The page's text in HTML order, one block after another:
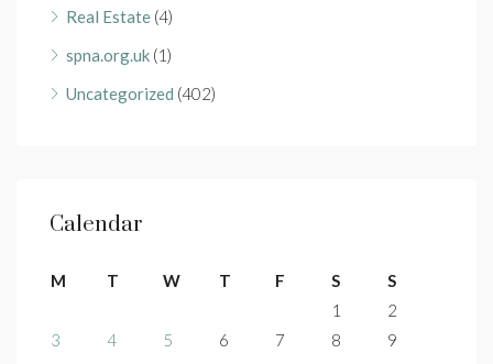
Real Estate (4)
spna.org.uk (1)
Uncategorized (402)
Calendar
M T W T F S
S
1
2
3
4 5 6 7 8
9